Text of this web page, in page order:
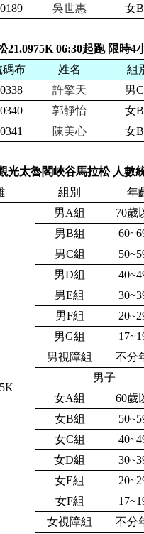
吳世惠 女
21.0975K 06:30起跑 限時4
碼布 姓名
組
許擎天
男
郭靜怡
女
陳美心 女
光太魯閣峽谷馬拉松 人數
組別 年
男A組
70歲
男B組
男C組
男D組
男E組
男F組
男G組
男視障組
不分
男子
女A組
60歲
女B組
女C組
女D組
女E組
女F組
女視障組
不分